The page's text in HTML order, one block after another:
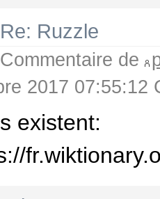
Re: Ruzzle
Commentaire de
2017 07:55:12
existent: